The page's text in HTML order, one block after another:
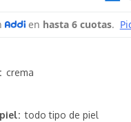
todo tipo de piel
crema